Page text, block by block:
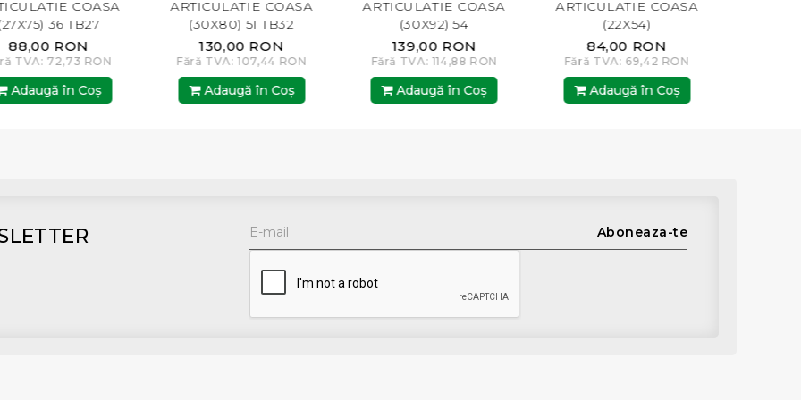
COASA
TB27
RON
Coş
ARTICULATIE COASA
(30X80) 51 TB32
130,00 RON
Fără TVA: 107,44 RON
Adaugă în Coş
ARTICULATIE COASA
(30X92) 54
139,00 RON
Fără TVA: 114,88 RON
Adaugă în Coş
ARTICULATIE COASA
84,00 RON
Fără TVA: 69,42 RON
Adaugă în Coş
ARTICULATIE
Aboneaza-te